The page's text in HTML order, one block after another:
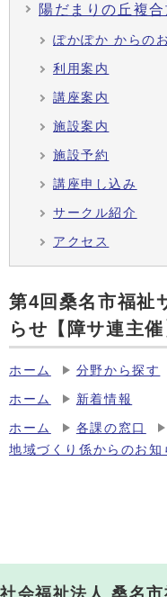
陽だまりの丘複
ぽかぽか からの
利用案内
講座案内
施設案内
施設予約
講座申し込み
サークル紹介
アクセス
第4回桑名市福祉
らせ【障サ連主
ホーム 分野から探す
ホーム 新着情報
ホーム 各課の窓口
地域づくり係からのお知